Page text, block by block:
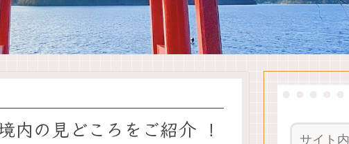
内の見どころをご紹介 ！